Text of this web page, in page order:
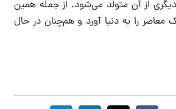
از آن متولد می‌شود. از جمله همین
را به دنیا آورد و هم‌چنان در حال